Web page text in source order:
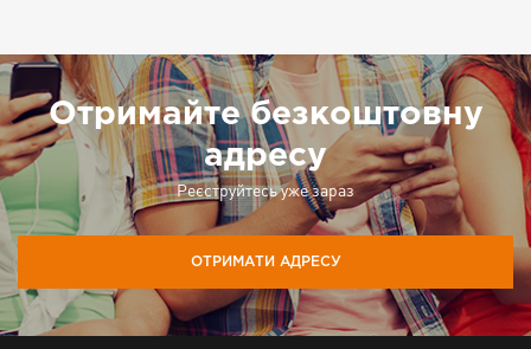
Отримайте безкоштовну
адресу
Реєструйтесь уже зараз
ОТРИМАТИ АДРЕСУ